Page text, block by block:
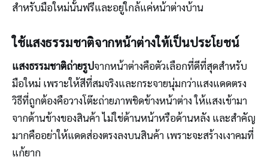
สำหรับมือใหม่นั้นฟรีและอยู่ใกล้แค่หน้าต่างบ้าน
ใช้แสงธรรมชาติจากหน้าต่างให้เป็นประโยชน์
แสงธรรมชาติถ่ายรูปจากหน้าต่างคือตัวเลือกที่ดีที่สุดสำหรับ
มือใหม่ เพราะให้สีที่สมจริงและกระจายนุ่มกว่าแสงแดดตรง
วิธีที่ถูกต้องคือวางโต๊ะถ่ายภาพชิดข้างหน้าต่าง ให้แสงเข้ามา
จากด้านข้างของสินค้า ไม่ใช่ด้านหน้าหรือด้านหลัง และสำคัญ
มากคืออย่าให้แดดส่องตรงลงบนสินค้า เพราะจะสร้างเงาคมที่
แก้ยาก